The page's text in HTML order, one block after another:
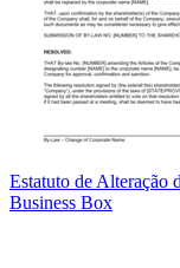
Estatuto de Alteração
Business Box